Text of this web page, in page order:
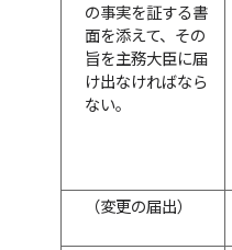
の事実を証する書
面を添えて、その
旨を主務大臣に届
け出なければなら
ない。
（変更の届出）